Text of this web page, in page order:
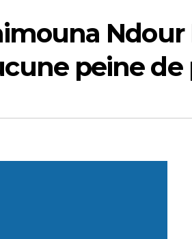
Ndour
peine de